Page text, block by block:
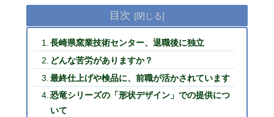
目次
長崎県窯業技術センター、退職後に独立
どんな苦労がありますか？
最終仕上げや検品に、前職が活かされています
恐竜シリーズの「形状デザイン」での提供につ
いて